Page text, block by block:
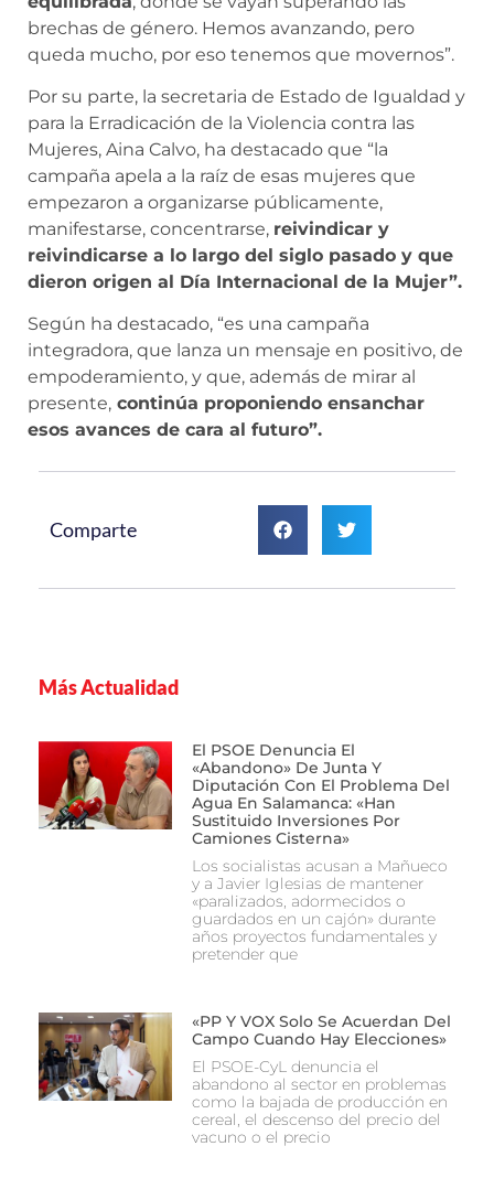
brechas de género. Hemos avanzando, pero
queda mucho, por eso tenemos que movernos”.
Por su parte, la secretaria de Estado de Igualdad y
para la Erradicación de la Violencia contra las
Mujeres, Aina Calvo, ha destacado que “la
campaña apela a la raíz de esas mujeres que
empezaron a organizarse públicamente,
manifestarse, concentrarse, reivindicar y
reivindicarse a lo largo del siglo pasado y que
dieron origen al Día Internacional de la Mujer”.
Según ha destacado, “es una campaña
integradora, que lanza un mensaje en positivo, de
empoderamiento, y que, además de mirar al
presente, continúa proponiendo ensanchar
esos avances de cara al futuro”.
Comparte
Más Actualidad
El PSOE Denuncia El
«abandono» De Junta Y
Diputación Con El Problema Del
Agua En Salamanca: «Han
Sustituido Inversiones Por
Camiones Cisterna»
Los socialistas acusan a Mañueco
y a Javier Iglesias de mantener
«paralizados, adormecidos o
guardados en un cajón» durante
años proyectos fundamentales y
pretender que
«PP Y VOX Solo Se Acuerdan Del
Campo Cuando Hay Elecciones»
El PSOE-CyL denuncia el
abandono al sector en problemas
como la bajada de producción en
cereal, el descenso del precio del
vacuno o el precio